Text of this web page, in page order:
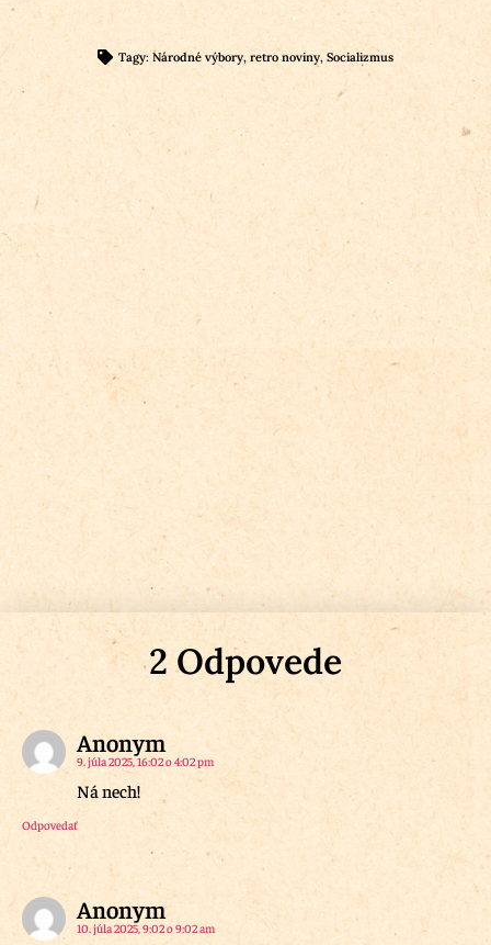
Tagy: Národné výbory, retro noviny, Socializmus
2 Odpovede
Anonym
9. júla 2025, 16:02 o 4:02 pm
Ná nech!
Odpovedať
Anonym
10. júla 2025, 9:02 o 9:02 am